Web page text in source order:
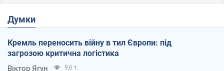
Думки
Кремль переносить війну в тил Європи: під
загрозою критична логістика
Віктор Ягун 9,6 т.